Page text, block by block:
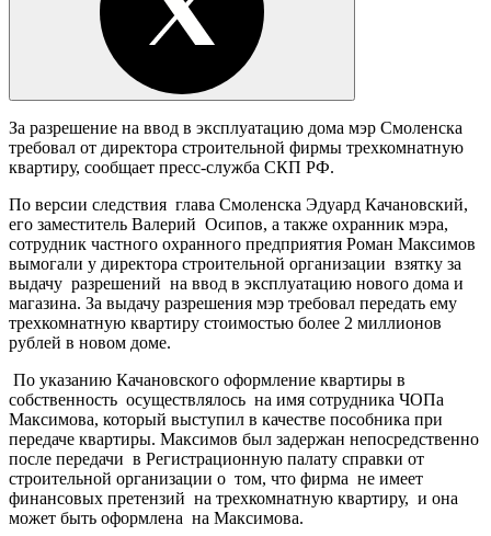
За разрешение на ввод в эксплуатацию дома мэр Смоленска
требовал от директора строительной фирмы трехкомнатную
квартиру, сообщает пресс-служба СКП РФ.
По версии следствия глава Смоленска Эдуард Качановский,
его заместитель Валерий Осипов, а также охранник мэра,
сотрудник частного охранного предприятия Роман Максимов
вымогали у директора строительной организации взятку за
выдачу разрешений на ввод в эксплуатацию нового дома и
магазина. За выдачу разрешения мэр требовал передать ему
трехкомнатную квартиру стоимостью более 2 миллионов
рублей в новом доме.
По указанию Качановского оформление квартиры в
собственность осуществлялось на имя сотрудника ЧОПа
Максимова, который выступил в качестве пособника при
передаче квартиры. Максимов был задержан непосредственно
после передачи в Регистрационную палату справки от
строительной организации о том, что фирма не имеет
финансовых претензий на трехкомнатную квартиру, и она
может быть оформлена на Максимова.